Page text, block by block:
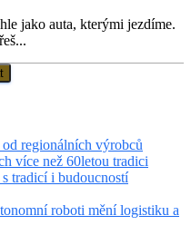
jako auta, kterými jezdíme.
regionálních výrobců
více než 60letou tradici
tradicí i budoucností
roboti mění logistiku a